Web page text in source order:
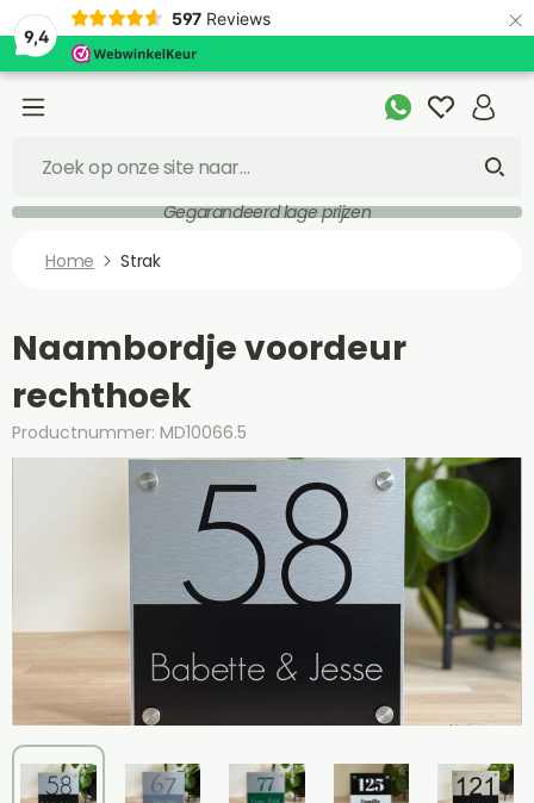
9,4
597 Reviews ×
Gegarandeerd lage prijzen
Home Strak
Naambordje voordeur
rechthoek
Productnummer: MD10066.5